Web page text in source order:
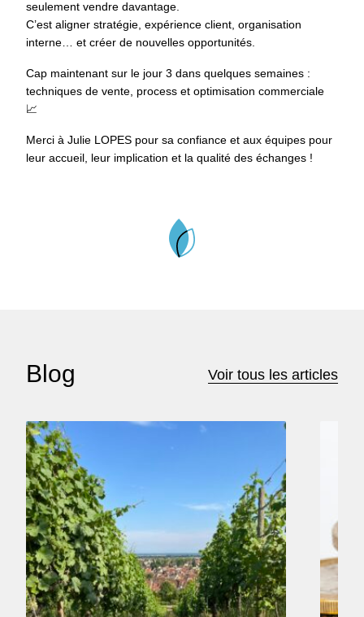
seulement vendre davantage.
C’est aligner stratégie, expérience client, organisation
interne… et créer de nouvelles opportunités.
Cap maintenant sur le jour 3 dans quelques semaines :
techniques de vente, process et optimisation commerciale
📈
Merci à Julie LOPES pour sa confiance et aux équipes pour
leur accueil, leur implication et la qualité des échanges !
Blog Voir tous les articles